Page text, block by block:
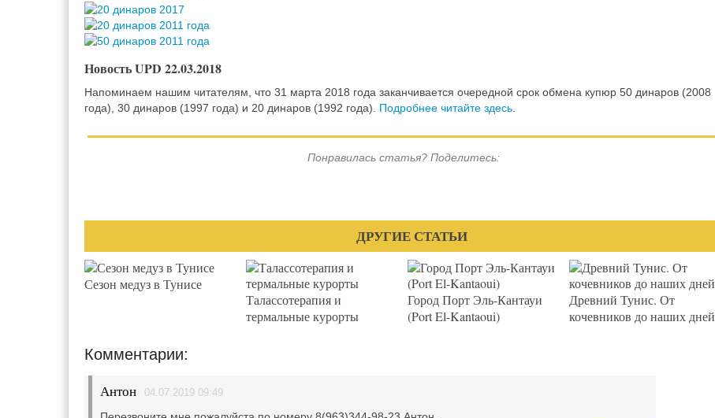
Новость UPD 22.03.2018
Напоминаем нашим читателям, что 31 марта 2018 года заканчивается очередной срок обмена купюр 50 динаров (2008
года), 30 динаров (1997 года) и 20 динаров (1992 года). Подробнее читайте здесь
Понравилась статья? Поделитесь:
ДРУГИЕ СТАТЬИ
Сезон медуз в Тунисе
Талассотерапия и
термальные курорты
Город Порт Эль-Кантауи
(Port El-Kantaoui)
Древний Тунис. От
кочевников до наших дней
Комментарии:
Антон 04.07.2019 09:49